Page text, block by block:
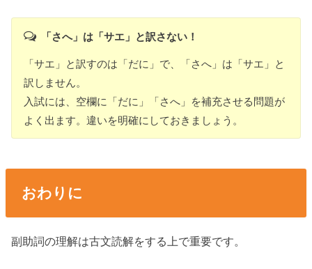
「さへ」は「サエ」と訳さない！
「サエ」と訳すのは「だに」で、「さへ」は「サエ」と
訳しません。
入試には、空欄に「だに」「さへ」を補充させる問題が
よく出ます。違いを明確にしておきましょう。
おわりに
副助詞の理解は古文読解をする上で重要です。